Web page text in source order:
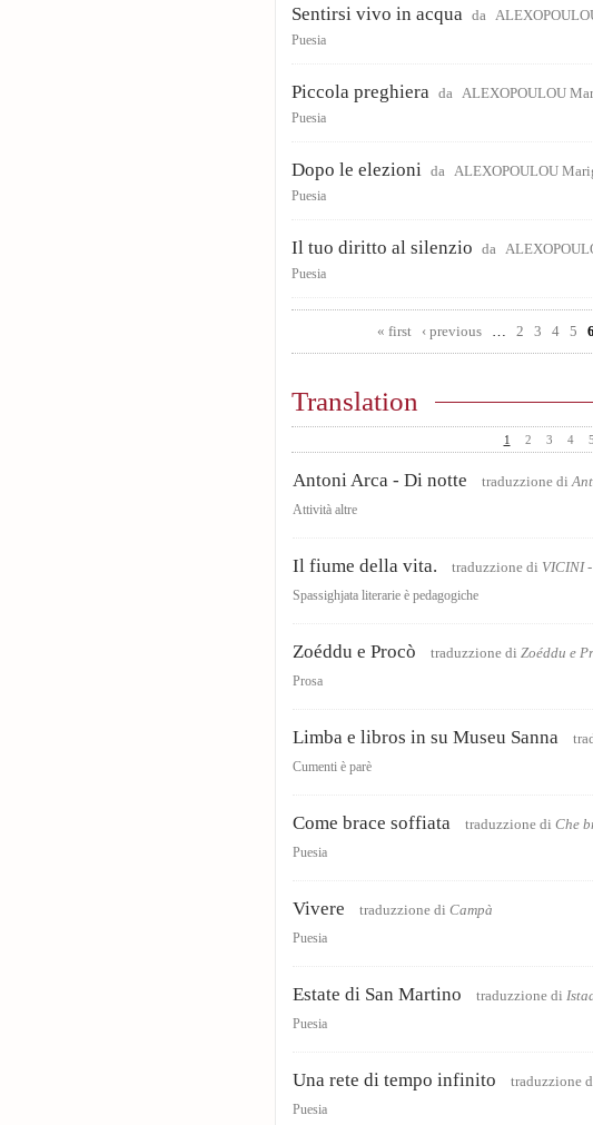
Sentirsi vivo in acqua da
Puesia
Piccola preghiera da ALEXOPOULOU
Puesia
Dopo le elezioni da ALEXOPOULOU
Puesia
Il tuo diritto al silenzio da
Puesia
« first
‹ previous … 2 3 4 5 6
Translation
1 2 3 4 5
Antoni Arca - Di notte traduzzione di
Attività altre
Il fiume della vita. traduzzione di VICINI
Spassighjata literarie è pedagogiche
Zoéddu e Procò traduzzione di Zoéddu e
Prosa
Limba e libros in su Museu Sanna
Cumenti è parè
Come brace soffiata traduzzione di Che
Puesia
Vivere traduzzione di Campà
Puesia
Estate di San Martino traduzzione di
Puesia
Una rete di tempo infinito traduzzione
Puesia